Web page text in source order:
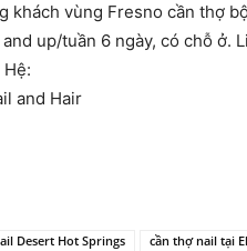
khách vùng Fresno cần thợ
up/tuần 6 ngày, có chỗ
and Hair
Desert Hot Springs cần thợ nail tại